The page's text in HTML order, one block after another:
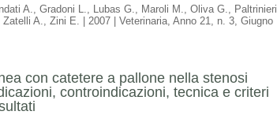
A., Gradoni L., Lubas G., Maroli M., Oliva G., Paltrinieri
A., Zini E.
2007
Veterinaria, Anno 21, n. 3, Giugno
con catetere a pallone nella stenosi
controindicazioni, tecnica e criteri